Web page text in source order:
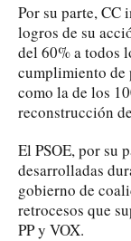
Por su parte,
logros de su
del 60% a todos
cumplimiento de
como la de los
reconstrucción
El PSOE, por su
desarrolladas
gobierno de
retrocesos que
PP y VOX.